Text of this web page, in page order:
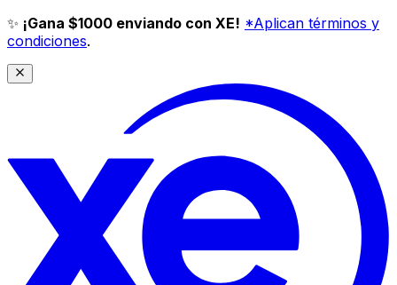
✨ ¡Gana $1000 enviando con XE! *Aplican términos y
condiciones.